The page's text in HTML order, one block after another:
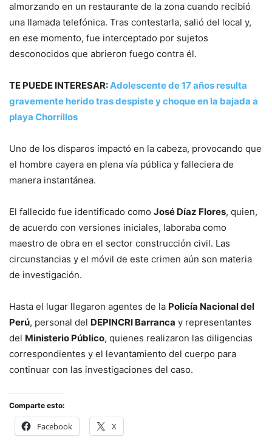
almorzando en un restaurante de la zona cuando recibió
una llamada telefónica. Tras contestarla, salió del local y,
en ese momento, fue interceptado por sujetos
desconocidos que abrieron fuego contra él.
TE PUEDE INTERESAR:Adolescente de 17 años resulta
gravemente herido tras despiste y choque en la bajada a
playa Chorrillos
Uno de los disparos impactó en la cabeza, provocando que
el hombre cayera en plena vía pública y falleciera de
manera instantánea.
El fallecido fue identificado como José Díaz Flores, quien,
de acuerdo con versiones iniciales, laboraba como
maestro de obra en el sector construcción civil. Las
circunstancias y el móvil de este crimen aún son materia
de investigación.
Hasta el lugar llegaron agentes de la Policía Nacional del
Perú, personal del DEPINCRI Barranca y representantes
del Ministerio Público, quienes realizaron las diligencias
correspondientes y el levantamiento del cuerpo para
continuar con las investigaciones del caso.
Comparte esto:
Facebook X